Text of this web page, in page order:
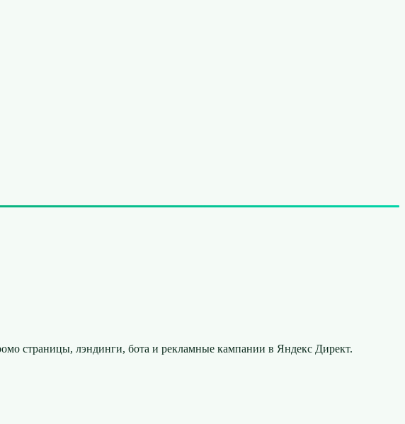
страницы, лэндинги, бота и рекламные кампании в Яндекс Директ.